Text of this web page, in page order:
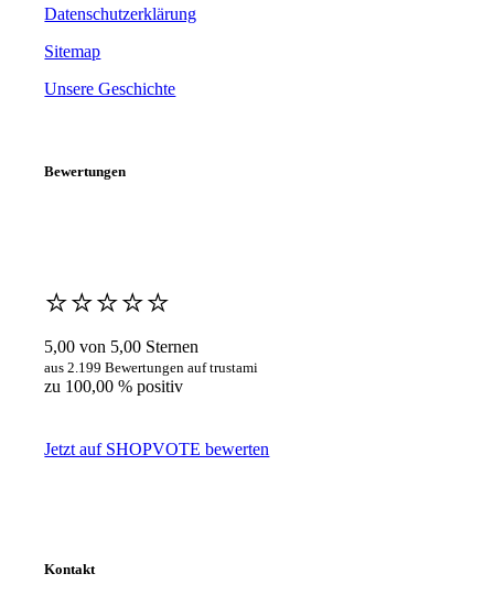
Datenschutzerklärung
Sitemap
Unsere Geschichte
Bewertungen
⭐️⭐️⭐️⭐️⭐️
5,00 von 5,00 Sternen
aus 2.199 Bewertungen auf trustami
zu 100,00 % positiv
Jetzt auf SHOPVOTE bewerten
Kontakt